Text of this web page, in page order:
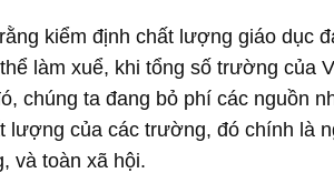
kiểm định chất lượng giáo dục
làm xuể, khi tổng số trường của
chúng ta đang bỏ phí các nguồn
lượng của các trường, đó chính là
và toàn xã hội.